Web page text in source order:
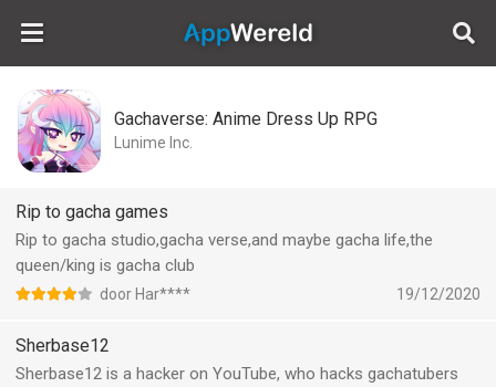
AppWereld
Gachaverse: Anime Dress Up RPG
Lunime Inc.
Rip to gacha games
Rip to gacha studio,gacha verse,and maybe gacha life,the
queen/king is gacha club
door Har**** 19/12/2020
Sherbase12
Sherbase12 is a hacker on YouTube, who hacks gachatubers